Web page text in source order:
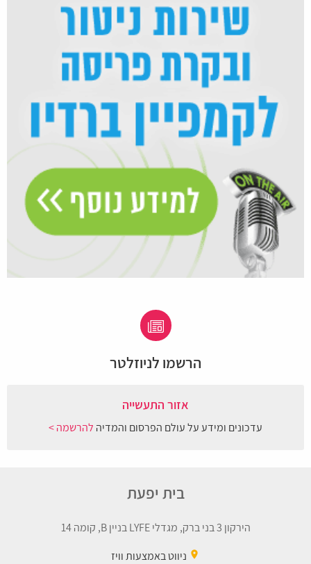
הרשמו לניוזלטר
אזור התעשייה
עדכונים ומידע על עולם הפרסום והמדיה להרשמה >
בית יפעת
הירקון 3 בני ברק, מגדלי LYFE בניין B, קומה 14
place ניווט באמצעות וויז